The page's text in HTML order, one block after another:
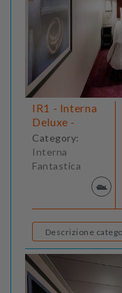
IR1 - Interna
Deluxe -
Category:
Interna
Fantastica
Descrizione